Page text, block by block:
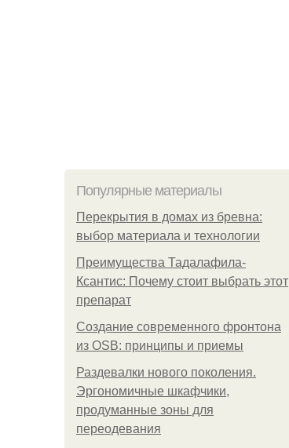
Популярные материалы
Перекрытия в домах из бревна:
выбор материала и технологии
Преимущества Тадалафила-
Ксантис: Почему стоит выбрать этот
препарат
Создание современного фронтона
из OSB: принципы и приемы
Раздевалки нового поколения.
Эргономичные шкафчики,
продуманные зоны для
переодевания